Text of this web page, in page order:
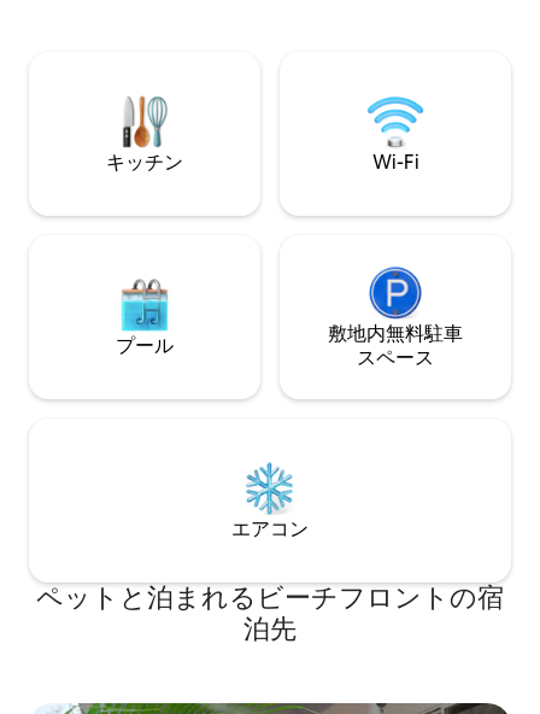
トテレビ✅3台、エアコン、100 MBPS/光
ファイバーインターネット
とても良いビーチ
があります。 エ
温かみのある青い
です。
キッチン Wi-Fi
プール
敷地内無料駐⁠車
ス⁠ペ⁠ー⁠ス
エアコン
ペットと泊まれるビーチフロントの宿
泊先